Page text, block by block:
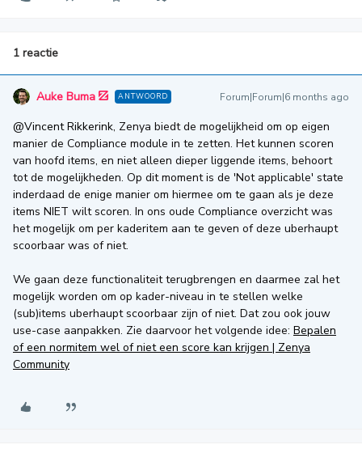
1 reactie
Auke Buma ANTWOORD Forum|Forum|6 months ago
@Vincent Rikkerink, Zenya biedt de mogelijkheid om op eigen
manier de Compliance module in te zetten. Het kunnen scoren
van hoofd items, en niet alleen dieper liggende items, behoort
tot de mogelijkheden. Op dit moment is de 'Not applicable' state
inderdaad de enige manier om hiermee om te gaan als je deze
items NIET wilt scoren. In ons oude Compliance overzicht was
het mogelijk om per kaderitem aan te geven of deze uberhaupt
scoorbaar was of niet.
We gaan deze functionaliteit terugbrengen en daarmee zal het
mogelijk worden om op kader-niveau in te stellen welke
(sub)items uberhaupt scoorbaar zijn of niet. Dat zou ook jouw
use-case aanpakken. Zie daarvoor het volgende idee: Bepalen
of een normitem wel of niet een score kan krijgen | Zenya
Community